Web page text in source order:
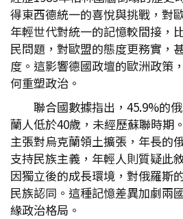
得東西德統一的喜悅與挑戰，對
年輕世代對統一的記憶較間接，
民問題，對歐盟的態度更務實，
度。這影響德國政壇的歐洲政策
何重塑政治。
聯合國數據指出，45.9%的
蘭人低於40歲，未經歷蘇聯時期
主張對烏克蘭領土擴張，年長的
支持民族主義，年輕人則質疑此
因獨立後的成長環境，對俄羅斯
民族認同。這種記憶差異加劇兩
緣政治格局。